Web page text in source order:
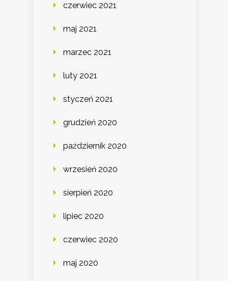
czerwiec 2021
maj 2021
marzec 2021
luty 2021
styczeń 2021
grudzień 2020
październik 2020
wrzesień 2020
sierpień 2020
lipiec 2020
czerwiec 2020
maj 2020